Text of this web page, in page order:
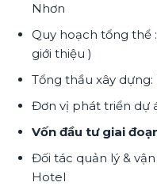
Nhơn
Quy hoạch tổng thể
giới thiệu )
Tổng thầu xây
Đơn vị phát triển dự
Vốn đầu tư giai
Đối tác quản lý &
Hotel